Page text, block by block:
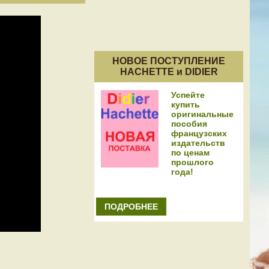
НОВОЕ ПОСТУПЛЕНИЕ
HACHETTE и DIDIER
Успейте
купить
оригинальные
пособия
французских
издательств
по ценам
прошлого
года!
ПОДРОБНЕЕ